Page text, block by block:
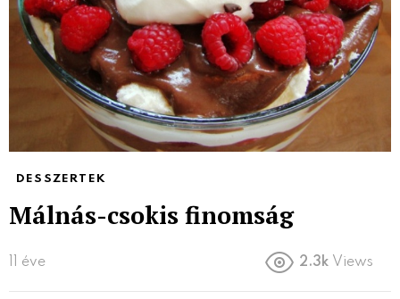
DESSZERTEK
Málnás-csokis finomság
11 éve 2.3k Views